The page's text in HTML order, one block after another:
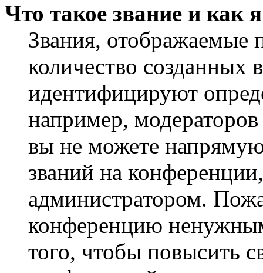
Что такое звание и как
Звания,
количество
идентифицируют
например,
вы не можете
званий на
администратором.
конференцию
того, чтобы повысить